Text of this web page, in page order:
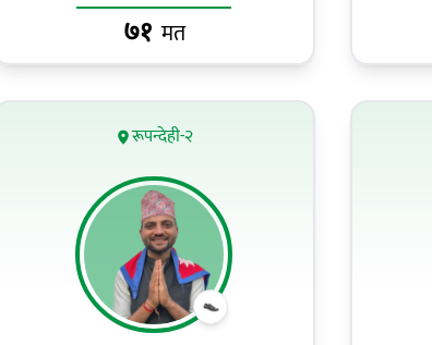
७१ मत
रूपन्देही-२